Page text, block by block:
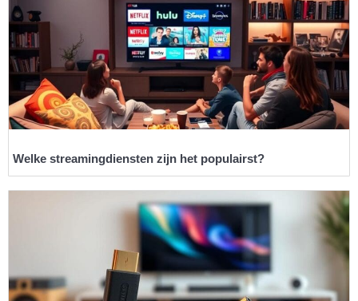
Welke streamingdiensten zijn het populairst?